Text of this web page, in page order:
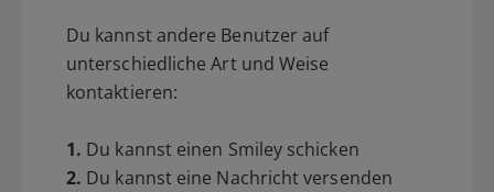
Du kannst andere Benutzer auf
unterschiedliche Art und Weise
kontaktieren:
1. Du kannst einen Smiley schicken
2. Du kannst eine Nachricht versenden